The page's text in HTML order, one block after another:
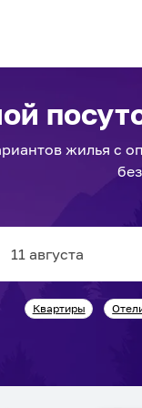
жилья с
Квартиры